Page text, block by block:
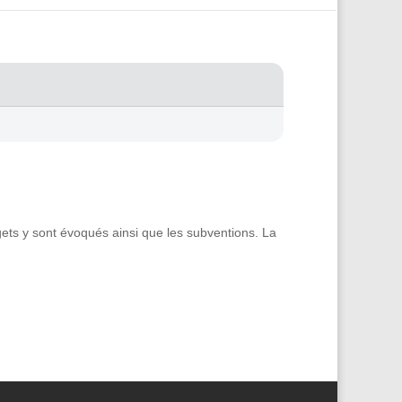
y sont évoqués ainsi que les subventions. La